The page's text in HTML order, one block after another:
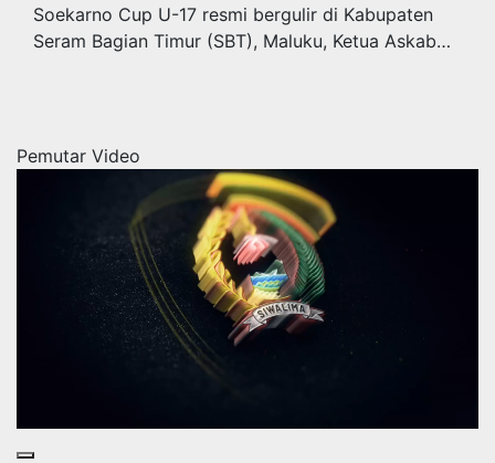
Soekarno Cup U-17 resmi bergulir di Kabupaten
Seram Bagian Timur (SBT), Maluku, Ketua Askab…
Pemutar Video